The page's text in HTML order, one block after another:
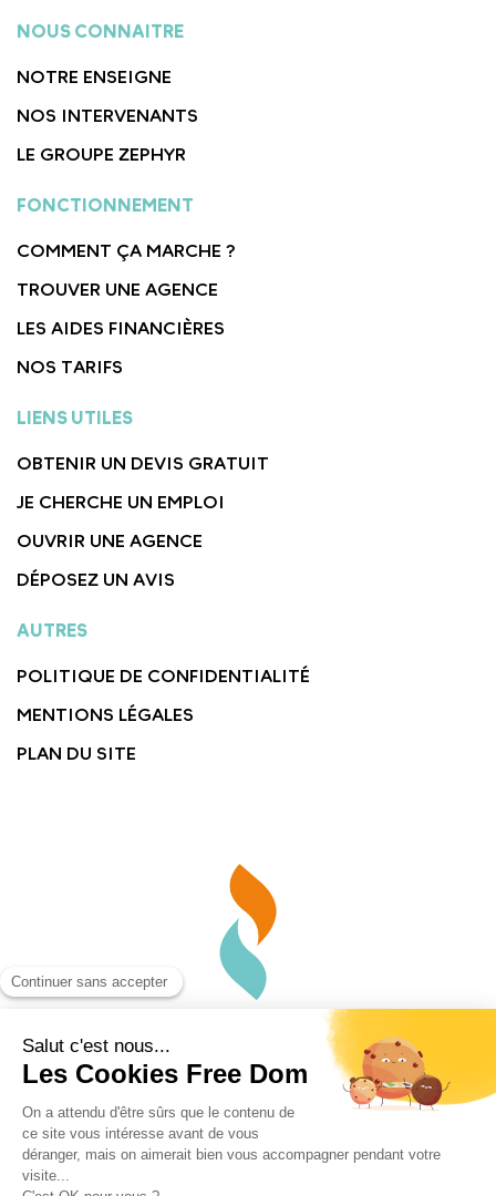
NOUS CONNAITRE
NOTRE ENSEIGNE
NOS INTERVENANTS
LE GROUPE ZEPHYR
FONCTIONNEMENT
COMMENT ÇA MARCHE ?
TROUVER UNE AGENCE
LES AIDES FINANCIÈRES
NOS TARIFS
LIENS UTILES
OBTENIR UN DEVIS GRATUIT
JE CHERCHE UN EMPLOI
OUVRIR UNE AGENCE
DÉPOSEZ UN AVIS
AUTRES
POLITIQUE DE CONFIDENTIALITÉ
MENTIONS LÉGALES
PLAN DU SITE